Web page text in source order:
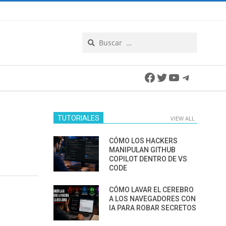
Facebook
Twitter
YouTube
TUTORIALES VIEW ALL
CÓMO LOS HACKERS
MANIPULAN GITHUB
COPILOT DENTRO DE VS
CODE
CÓMO LAVAR EL CEREBRO
A LOS NAVEGADORES CON
IA PARA ROBAR SECRETOS